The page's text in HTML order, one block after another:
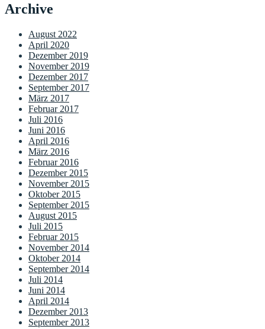
Archive
August 2022
April 2020
Dezember 2019
November 2019
Dezember 2017
September 2017
März 2017
Februar 2017
Juli 2016
Juni 2016
April 2016
März 2016
Februar 2016
Dezember 2015
November 2015
Oktober 2015
September 2015
August 2015
Juli 2015
Februar 2015
November 2014
Oktober 2014
September 2014
Juli 2014
Juni 2014
April 2014
Dezember 2013
September 2013